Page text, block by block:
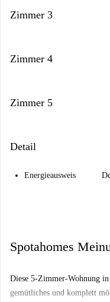
Zimmer 3
Zimmer 4
Zimmer 5
Detail
Energieausweis
Spotahomes
Diese 5-Zimmer-Wohnung
gemütliches und komplett